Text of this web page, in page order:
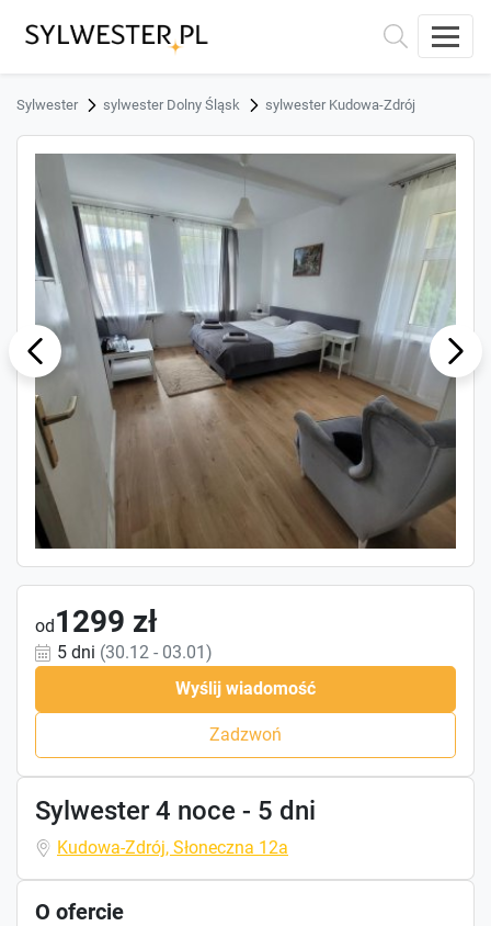
Sylwester sylwester Dolny Śląsk sylwester Kudowa-Zdrój
Previ
ous
Next
od1299 zł
5 dni (30.12 - 03.01)
Wyślij wiadomość
Zadzwoń
Sylwester 4 noce - 5 dni
Kudowa-Zdrój, Słoneczna 12a
O ofercie